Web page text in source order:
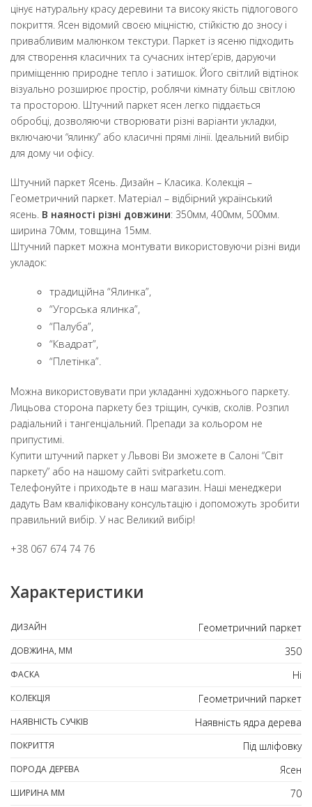
цінує натуральну красу деревини та високу якість підлогового
покриття. Ясен відомий своєю міцністю, стійкістю до зносу і
привабливим малюнком текстури. Паркет із ясеню підходить
для створення класичних та сучасних інтер’єрів, даруючи
приміщенню природне тепло і затишок. Його світлий відтінок
візуально розширює простір, роблячи кімнату більш світлою
та просторою. Штучний паркет ясен легко піддається
обробці, дозволяючи створювати різні варіанти укладки,
включаючи “ялинку” або класичні прямі лінії. Ідеальний вибір
для дому чи офісу.
Штучний паркет Ясень. Дизайн – Класика. Колекція –
Геометричний паркет. Матеріал – відбірний український
ясень. В наяності різні довжини: 350мм, 400мм, 500мм.
ширина 70мм, товщина 15мм.
Штучний паркет можна монтувати використовуючи різні види
укладок:
традиційна “Ялинка”,
“Угорська ялинка”,
“Палуба”,
“Квадрат”,
“Плетінка”.
Можна використовувати при укладанні художнього паркету.
Лицьова сторона паркету без тріщин, сучків, сколів. Розпил
радіальний і тангенціальний. Препади за кольором не
припустимі.
Купити штучний паркет у Львові Ви зможете в Салоні “Світ
паркету” або на нашому сайті svitparketu.com.
Телефонуйте і приходьте в наш магазин. Наші менеджери
дадуть Вам кваліфіковану консультацію і допоможуть зробити
правильний вибір. У нас Великий вибір!
+38 067 674 74 76
Характеристики
ДИЗАЙН Геометричний паркет
ДОВЖИНА, ММ 350
ФАСКА Ні
КОЛЕКЦІЯ Геометричний паркет
НАЯВНІСТЬ СУЧКІВ Наявність ядра дерева
ПОКРИТТЯ Під шліфовку
ПОРОДА ДЕРЕВА Ясен
ШИРИНА ММ 70